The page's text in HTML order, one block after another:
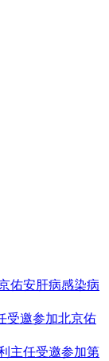
佑安肝病感染病
受邀参加北京佑
主任受邀参加第